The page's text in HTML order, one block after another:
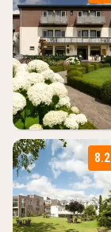
8.2